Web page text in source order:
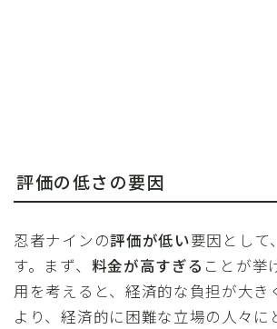
評価の低さの要因
忍者ナインの評価が低い要因として
す。まず、 料金が高すぎる ことが挙
用を考えると、経済的な負担が大
より、経済的に困難な立場の人々